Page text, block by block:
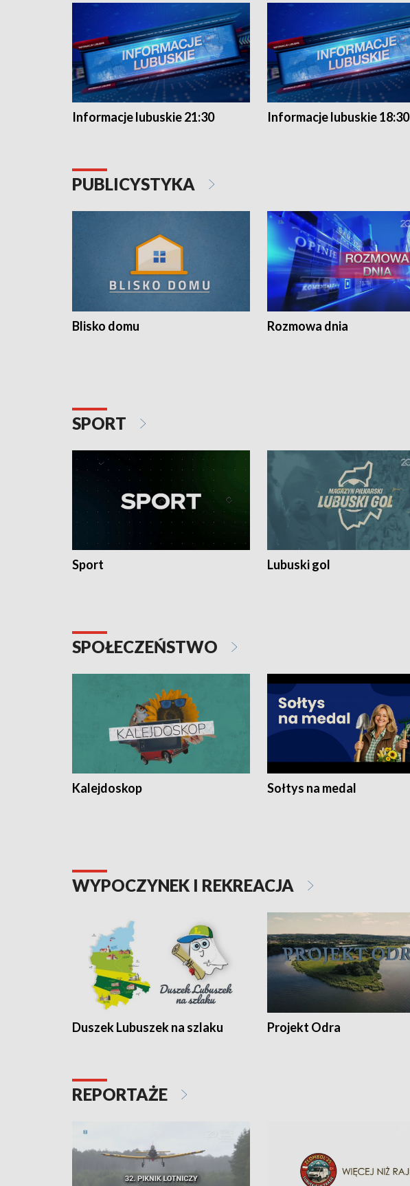
Informacje lubuskie 21:30 Informacje lubuskie 18:30
PUBLICYSTYKA
Blisko domu Rozmowa dnia
SPORT
Sport Lubuski gol
SPOŁECZEŃSTWO
Kalejdoskop Sołtys na medal
WYPOCZYNEK I REKREACJA
Duszek Lubuszek na szlaku Projekt Odra
REPORTAŻE